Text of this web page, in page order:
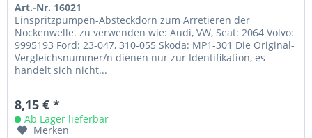
Art.-Nr. 16021
Einspritzpumpen-Absteckdorn zum Arretieren der
Nockenwelle. zu verwenden wie: Audi, VW, Seat: 2064 Volvo:
9995193 Ford: 23-047, 310-055 Skoda: MP1-301 Die Original-
Vergleichsnummer/n dienen nur zur Identifikation, es
handelt sich nicht...
8,15 € *
Ab Lager lieferbar
Merken